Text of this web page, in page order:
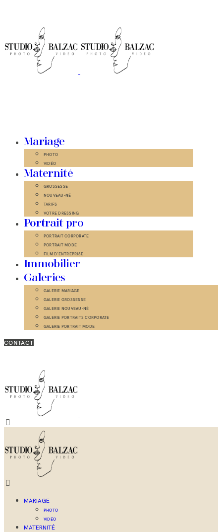
Mariage
PHOTO
VIDÉO
Maternité
GROSSESSE
NOUVEAU-NÉ
TARIFS
VOTRE DRESSING
Portrait pro
PORTRAIT CORPORATE
PORTRAIT MODE
FILM D’ENTREPRISE
Immobilier
Galeries
GALERIE MARIAGE
GALERIE GROSSESSE
GALERIE NOUVEAU-NÉ
GALERIE PORTRAITS CORPORATE
GALERIE PORTRAIT MODE
CONTACT
MARIAGE
PHOTO
VIDÉO
MATERNITÉ